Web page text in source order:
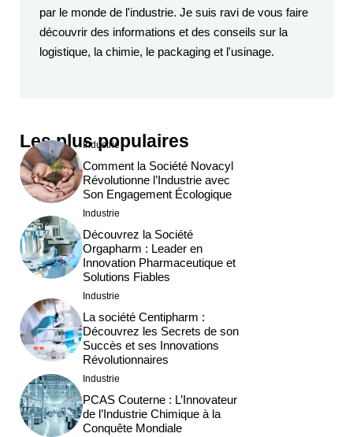
par le monde de l'industrie. Je suis ravi de vous faire
découvrir des informations et des conseils sur la
logistique, la chimie, le packaging et l'usinage.
Les plus populaires
Industrie
Comment la Société Novacyl
Révolutionne l’Industrie avec
Son Engagement Écologique
Industrie
Découvrez la Société
Orgapharm : Leader en
Innovation Pharmaceutique et
Solutions Fiables
Industrie
La société Centipharm :
Découvrez les Secrets de son
Succès et ses Innovations
Révolutionnaires
Industrie
PCAS Couterne : L’Innovateur
de l’Industrie Chimique à la
Conquête Mondiale